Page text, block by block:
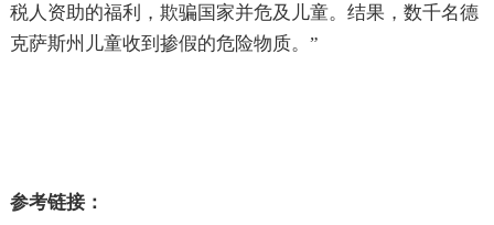
税人资助的福利，欺骗国家并危及儿童。结果，数千名德
克萨斯州儿童收到掺假的危险物质。”
参考链接：